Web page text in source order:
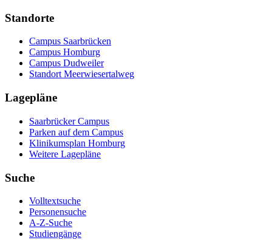
Standorte
Campus Saarbrücken
Campus Homburg
Campus Dudweiler
Standort Meerwiesertalweg
Lagepläne
Saarbrücker Campus
Parken auf dem Campus
Klinikumsplan Homburg
Weitere Lagepläne
Suche
Volltextsuche
Personensuche
A-Z-Suche
Studiengänge